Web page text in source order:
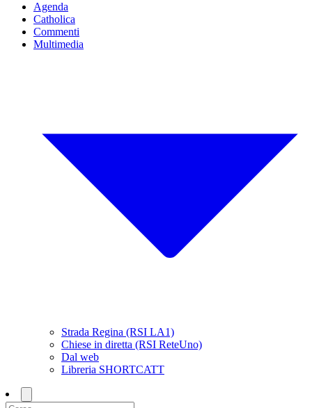
Agenda
Catholica
Commenti
Multimedia
Strada Regina (RSI LA1)
Chiese in diretta (RSI ReteUno)
Dal web
Libreria SHORTCATT